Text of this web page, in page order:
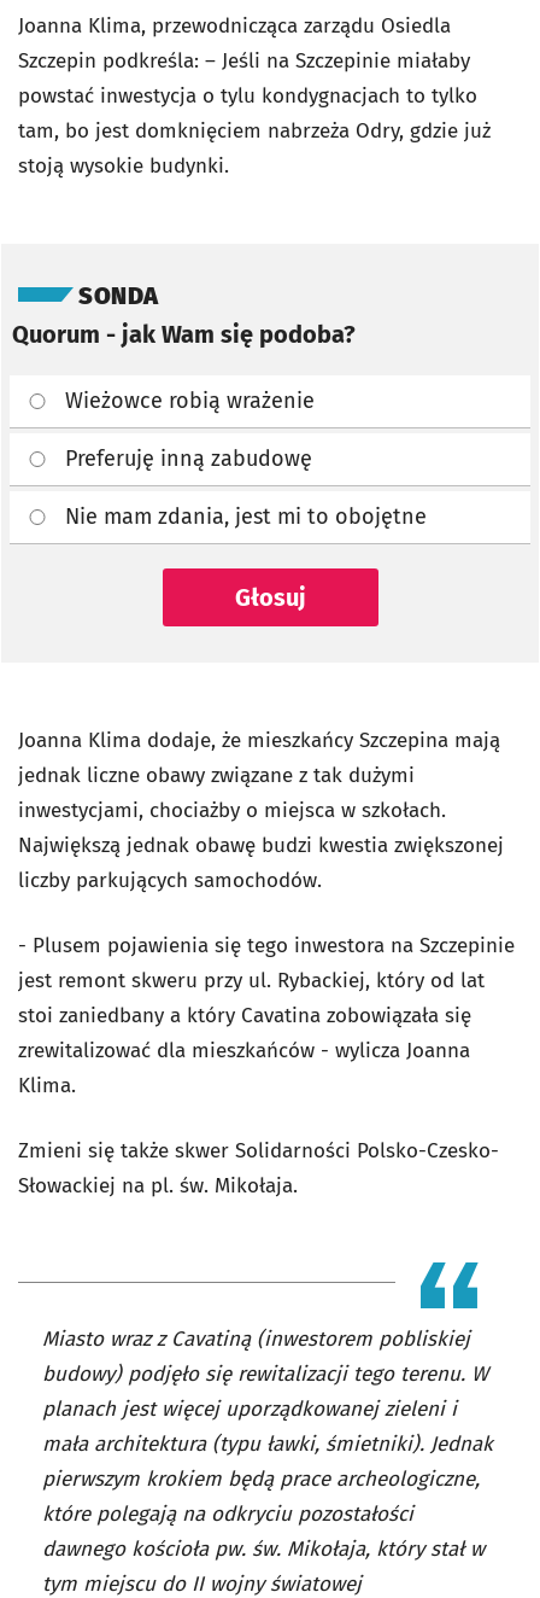
Joanna Klima, przewodnicząca zarządu Osiedla
Szczepin podkreśla: – Jeśli na Szczepinie miałaby
powstać inwestycja o tylu kondygnacjach to tylko
tam, bo jest domknięciem nabrzeża Odry, gdzie już
stoją wysokie budynki.
SONDA
Quorum - jak Wam się podoba?
Wieżowce robią wrażenie
Preferuję inną zabudowę
Nie mam zdania, jest mi to obojętne
Głosuj
Joanna Klima dodaje, że mieszkańcy Szczepina mają
jednak liczne obawy związane z tak dużymi
inwestycjami, chociażby o miejsca w szkołach.
Największą jednak obawę budzi kwestia zwiększonej
liczby parkujących samochodów.
- Plusem pojawienia się tego inwestora na Szczepinie
jest remont skweru przy ul. Rybackiej, który od lat
stoi zaniedbany a który Cavatina zobowiązała się
zrewitalizować dla mieszkańców - wylicza Joanna
Klima.
Zmieni się także skwer Solidarności Polsko-Czesko-
Słowackiej na pl. św. Mikołaja.
Miasto wraz z Cavatiną (inwestorem pobliskiej
budowy) podjęło się rewitalizacji tego terenu. W
planach jest więcej uporządkowanej zieleni i
mała architektura (typu ławki, śmietniki). Jednak
pierwszym krokiem będą prace archeologiczne,
które polegają na odkryciu pozostałości
dawnego kościoła pw. św. Mikołaja, który stał w
tym miejscu do II wojny światowej